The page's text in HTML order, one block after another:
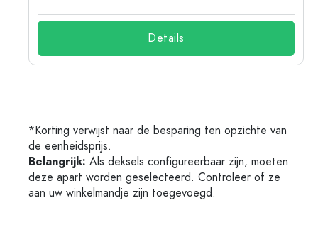
Details
*Korting verwijst naar de besparing ten opzichte van
de eenheidsprijs.
Belangrijk: Als deksels configureerbaar zijn, moeten
deze apart worden geselecteerd. Controleer of ze
aan uw winkelmandje zijn toegevoegd.